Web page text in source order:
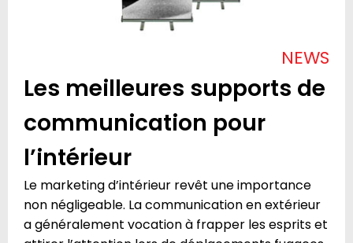
NEWS
Les meilleures supports de
communication pour
l’intérieur
Le marketing d’intérieur revêt une importance
non négligeable. La communication en extérieur
a généralement vocation à frapper les esprits et